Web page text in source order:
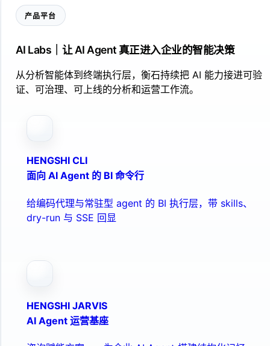
产品平台
AI Labs｜让 AI Agent 真正进入企业的智能决策
从分析智能体到终端执行层，衡石持续把 AI 能力接进可验
证、可治理、可上线的分析和运营工作流。
HENGSHI CLI
面向 AI Agent 的 BI 命令行
给编码代理与常驻型 agent 的 BI 执行层，带 skills、
dry-run 与 SSE 回显
HENGSHI JARVIS
AI Agent 运营基座